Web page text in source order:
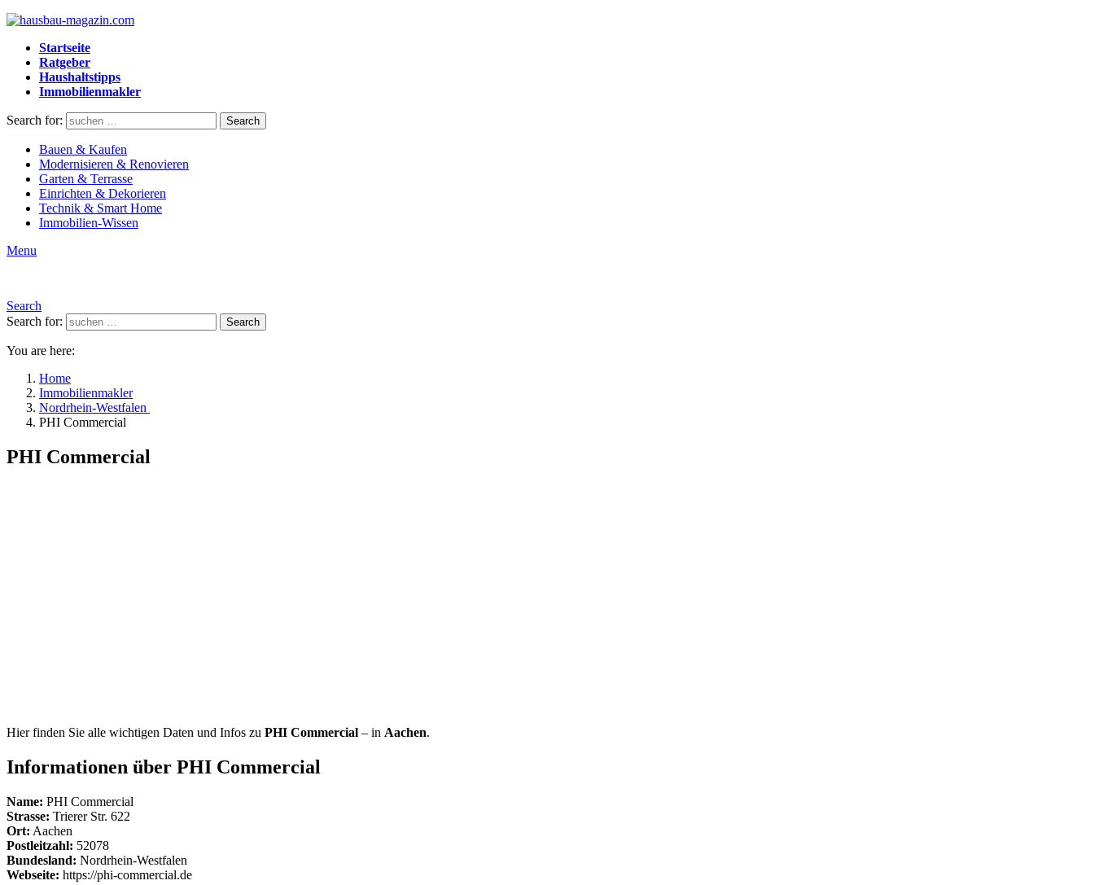
Startseite
Ratgeber
Haushaltstipps
Immobilienmakler
Search for: Search
Bauen & Kaufen
Modernisieren & Renovieren
Garten & Terrasse
Einrichten & Dekorieren
Technik & Smart Home
Immobilien-Wissen
Menu
Search
Search for:
Search
You are here:
Home
Immobilienmakler
Nordrhein-Westfalen
PHI Commercial
PHI Commercial
Hier finden Sie alle wichtigen Daten und Infos zu PHI Commercial – in Aachen.
Informationen über PHI Commercial
Name: PHI Commercial
Strasse: Trierer Str. 622
Ort: Aachen
Postleitzahl: 52078
Bundesland: Nordrhein-Westfalen
Webseite: https://phi-commercial.de